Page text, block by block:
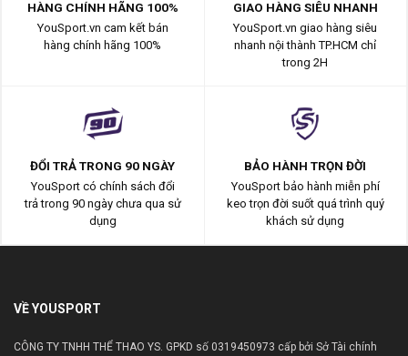
HÀNG CHÍNH HÃNG 100%
YouSport.vn cam kết bán
hàng chính hãng 100%
GIAO HÀNG SIÊU NHANH
YouSport.vn giao hàng siêu
nhanh nội thành TP.HCM chỉ
trong 2H
ĐỔI TRẢ TRONG 90 NGÀY
YouSport có chính sách đổi
trả trong 90 ngày chưa qua sử
dụng
BẢO HÀNH TRỌN ĐỜI
YouSport bảo hành miễn phí
keo trọn đời suốt quá trình quý
khách sử dụng
VỀ YOUSPORT
CÔNG TY TNHH THỂ THAO YS. GPKD số 0319450973 cấp bởi Sở Tài chính